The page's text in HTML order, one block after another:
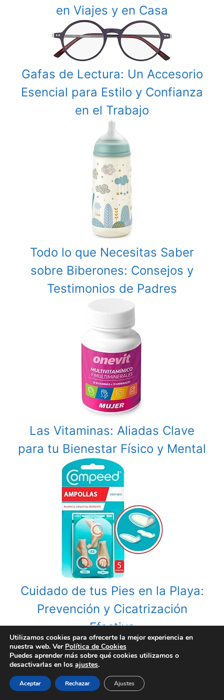
en Viajes y en Casa
Gafas de Lectura: Un Accesorio
Esencial para Estilo y Confianza
en el Trabajo
Todo lo que Necesitas Saber
sobre Biberones: Consejos y
Testimonios de Padres
Las Vitaminas: Aliadas Clave
para tu Bienestar Físico y Mental
Cuidado de tus Pies en la Playa:
Prevención y Cicatrización
Efectiva
Categories
Botiquín Familiar, Suero Fisiológico
Tags
spray nasal descongestionante
PostEucerin Aquaphor: La Solución Multifuncional
Utilizamos cookies para ofrecerte la mejor experiencia en
nuestra web. Ver Política de Cookies
Puedes aprender más sobre qué cookies utilizamos o
desactivarlas en los ajustes.
Aceptar Rechazar Ajustes